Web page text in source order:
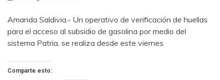
Amanda Saldivia.- Un operativo de verificación de huellas
para el acceso al subsidio de gasolina por medio del
sistema Patria, se realiza desde este viernes
Comparte esto: